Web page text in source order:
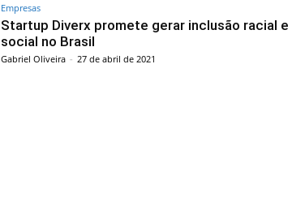
Empresas
Startup Diverx promete gerar inclusão racial e
social no Brasil
Gabriel Oliveira - 27 de abril de 2021